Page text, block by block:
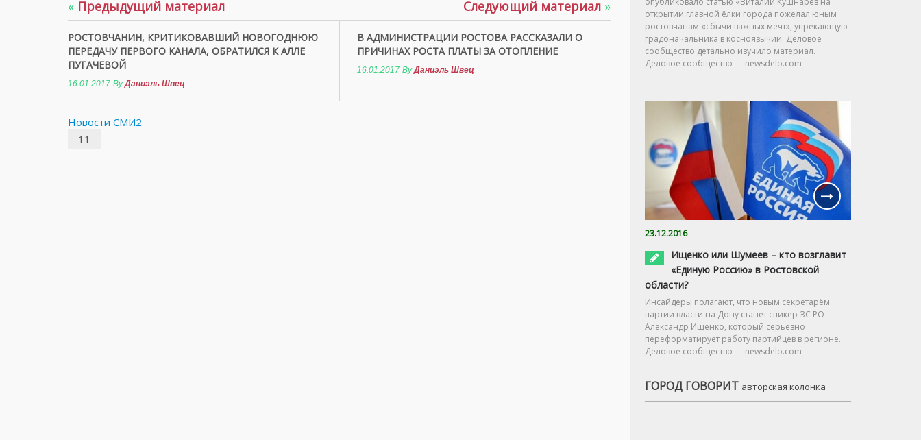
« Предыдущий материал
РОСТОВЧАНИН, КРИТИКОВАВШИЙ НОВОГОДНЮЮ
ПЕРЕДАЧУ ПЕРВОГО КАНАЛА, ОБРАТИЛСЯ К АЛЛЕ
ПУГАЧЕВОЙ
16.01.2017 ByДаниэль Швец
Следующий материал »
В АДМИНИСТРАЦИИ РОСТОВА РАССКАЗАЛИ О
ПРИЧИНАХ РОСТА ПЛАТЫ ЗА ОТОПЛЕНИЕ
16.01.2017 ByДаниэль Швец
Новости СМИ2
11
открытии главной ёлки города пожелал юным
ростовчанам «сбычи важных мечт», упрекающую
градоначальника в косноязычии. Деловое
сообщество детально изучило материал.
Деловое сообщество — newsdelo.com
23.12.2016
Ищенко или Шумеев – кто возглавит
«Единую Россию» в Ростовской
области?
Инсайдеры полагают, что новым секретарём
партии власти на Дону станет спикер ЗС РО
Александр Ищенко, который серьезно
переформатирует работу партийцев в регионе.
Деловое сообщество — newsdelo.com
ГОРОД ГОВОРИТ авторская колонка